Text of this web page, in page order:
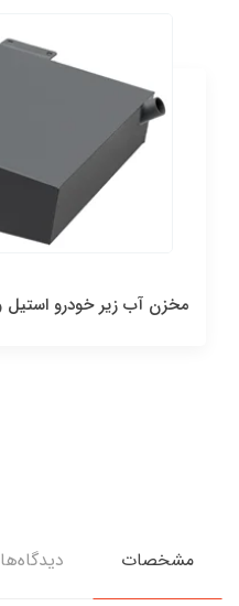
41,800,000 تومان
مشخصات دیدگاه‌ها